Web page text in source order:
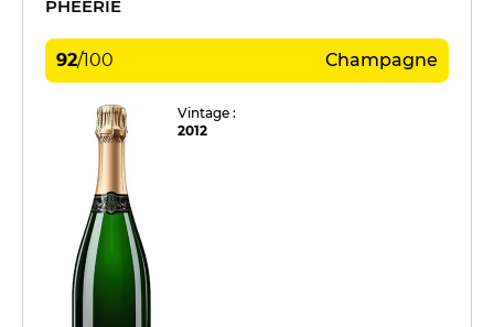
PHÉÉRIE
92/100 Champagne
Vintage :
2012